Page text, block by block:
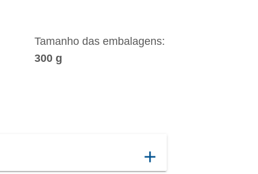
Tamanho das embalagens:
300 g
add